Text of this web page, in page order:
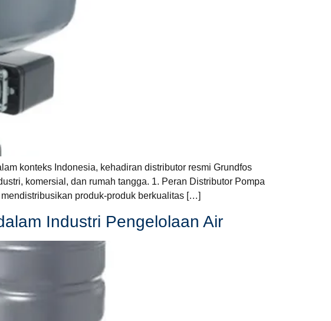
konteks Indonesia, kehadiran distributor resmi Grundfos
komersial, dan rumah tangga. 1. Peran Distributor Pompa
produk-produk berkualitas […]
Industri Pengelolaan Air